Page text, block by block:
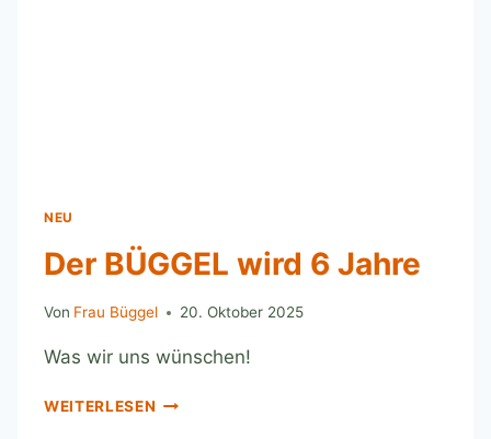
NEU
Der BÜGGEL wird 6 Jahre
Von Frau Büggel 20. Oktober 2025
Was wir uns wünschen!
WEITERLESEN